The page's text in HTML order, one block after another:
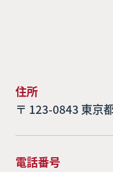
住所
〒 123-0843 東京
電話番号